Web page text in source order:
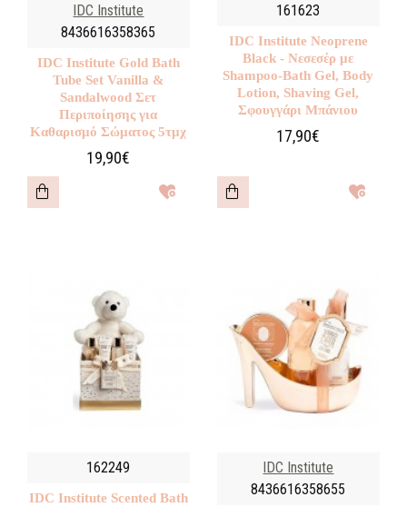
IDC Institute
8436616358365
IDC Institute Gold Bath
Tube Set Vanilla &
Sandalwood Σετ
Περιποίησης για
Καθαρισμό Σώματος 5τμχ
19,90€
161623
IDC Institute Neoprene
Black - Νεσεσέρ με
Shampoo-Bath Gel, Body
Lotion, Shaving Gel,
Σφουγγάρι Μπάνιου
17,90€
162249
IDC Institute Scented Bath
IDC Institute
8436616358655